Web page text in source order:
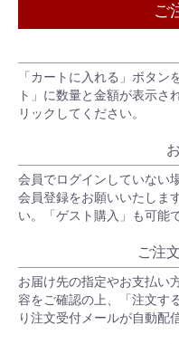
ご
「カートに入れる」ボタ
ト」に数量と金額が表示さ
リックしてください。
会員でログインしていない
会員登録をお願いいたしま
い。「ゲスト購入」も可能
ご注
お届け先の指定やお支払い
容をご確認の上、「注文す
り注文受付メールが自動配